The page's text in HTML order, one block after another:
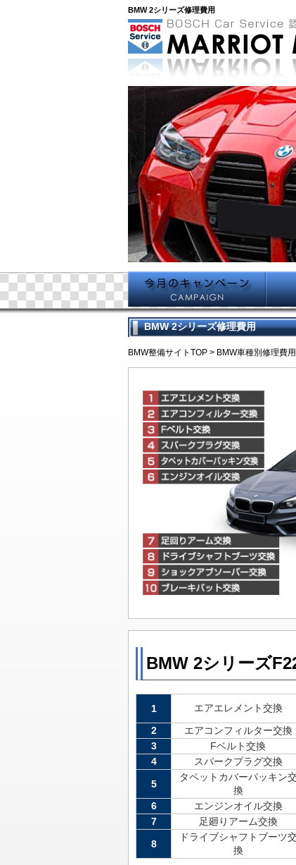
BMW 2シリーズ修理費用
車検
車検
通し
法定
マー
車検
整備
車検
BMW 2シリーズ修理費用
BMW整備サイトTOP > BMW車種別修理費用
BMW 2シリーズ
1 エアエレメント交換
2
エアコンフィルター交換
3
Fベルト交換
4
スパークプラグ交換
5
タペットカバーパッキン
換
6
エンジンオイル交換
7
足廻りアーム交換
8
ドライブシャフトブーツ
換